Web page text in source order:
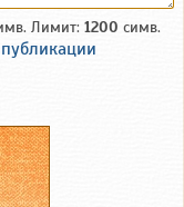
Лимит: 1200 симв.
публикации